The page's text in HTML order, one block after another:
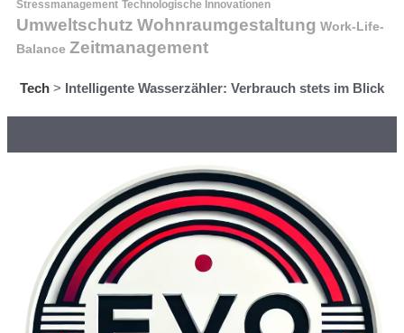
Stressmanagement Technologische Innovationen
Umweltschutz Wohnraumgestaltung Work-Life-
Balance Zeitmanagement
Tech > Intelligente Wasserzähler: Verbrauch stets im Blick